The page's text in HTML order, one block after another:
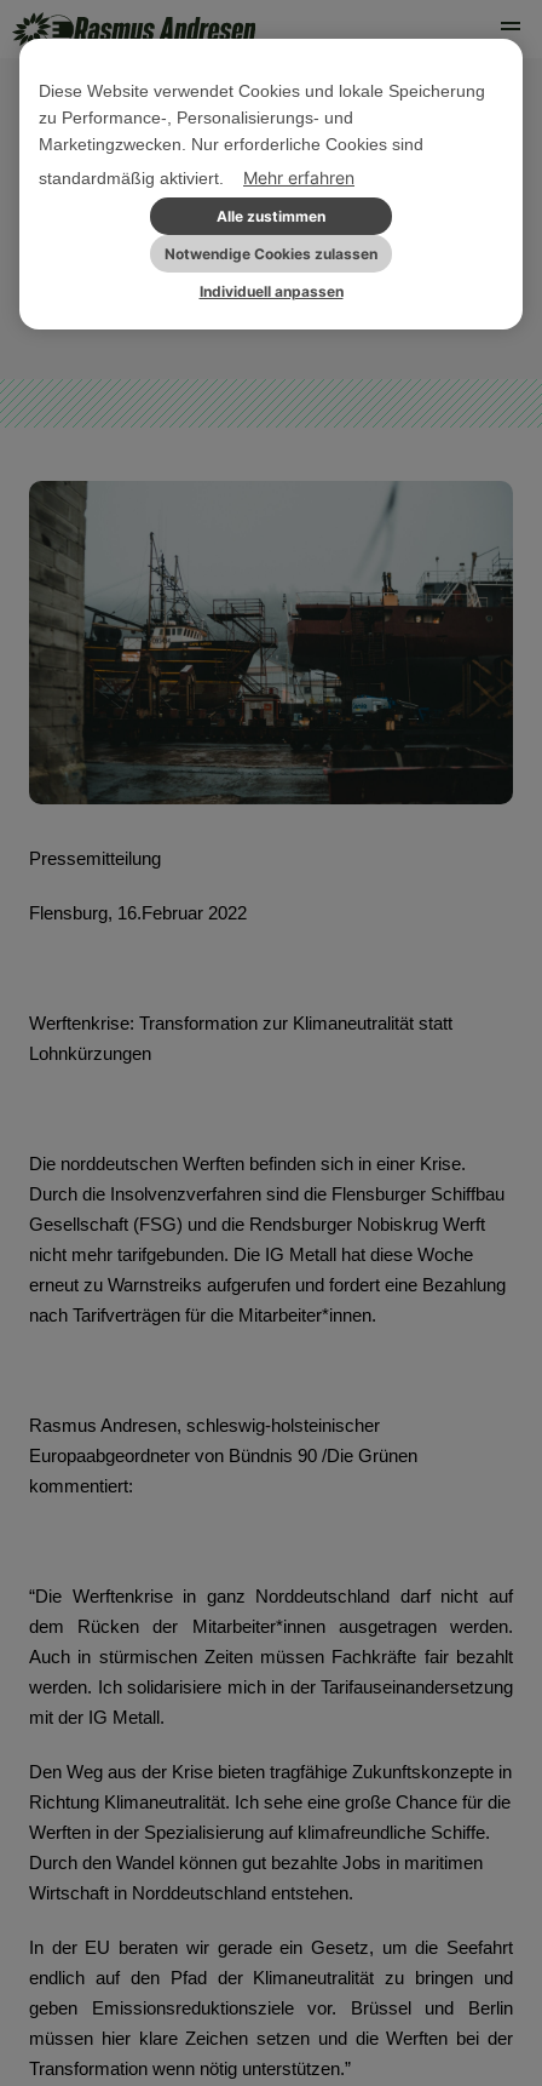
16. FEBRUAR 2022
Werftenkrise: Transformation zur
Klimaneutralität statt
Lohnkürzungen
Pressemitteilung
Flensburg, 16.Februar 2022
Werftenkrise: Transformation zur Klimaneutralität statt
Lohnkürzungen
Die norddeutschen Werften befinden sich in einer Krise.
Durch die Insolvenzverfahren sind die Flensburger Schiffbau
Gesellschaft (FSG) und die Rendsburger Nobiskrug Werft
nicht mehr tarifgebunden. Die IG Metall hat diese Woche
erneut zu Warnstreiks aufgerufen und fordert eine Bezahlung
nach Tarifverträgen für die Mitarbeiter*innen.
Rasmus Andresen, schleswig-holsteinischer
Europaabgeordneter von Bündnis 90 /Die Grünen
kommentiert:
“Die Werftenkrise in ganz Norddeutschland darf nicht auf
dem Rücken der Mitarbeiter*innen ausgetragen werden.
Auch in stürmischen Zeiten müssen Fachkräfte fair bezahlt
werden. Ich solidarisiere mich in der Tarifauseinandersetzung
mit der IG Metall.
Den Weg aus der Krise bieten tragfähige Zukunftskonzepte in
Richtung Klimaneutralität. Ich sehe eine große Chance für die
Werften in der Spezialisierung auf klimafreundliche Schiffe.
Durch den Wandel können gut bezahlte Jobs in maritimen
Wirtschaft in Norddeutschland entstehen.
In der EU beraten wir gerade ein Gesetz, um die Seefahrt
endlich auf den Pfad der Klimaneutralität zu bringen und
geben Emissionsreduktionsziele vor. Brüssel und Berlin
müssen hier klare Zeichen setzen und die Werften bei der
Transformation wenn nötig unterstützen.”
Diese Website verwendet Cookies und lokale Speicherung
zu Performance-, Personalisierungs- und
Marketingzwecken. Nur erforderliche Cookies sind
standardmäßig aktiviert.
Mehr erfahren
Alle zustimmen
Notwendige Cookies zulassen
Individuell anpassen